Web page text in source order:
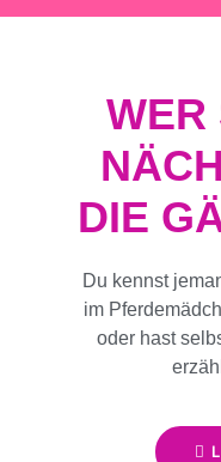
WER
DIE
Du kennst
im
oder hast